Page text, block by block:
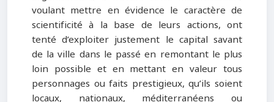
voulant mettre en évidence le caractère de
scientificité à la base de leurs actions, ont
tenté d’exploiter justement le capital savant
de la ville dans le passé en remontant le plus
loin possible et en mettant en valeur tous
personnages ou faits prestigieux, qu’ils soient
locaux, nationaux, méditerranéens ou